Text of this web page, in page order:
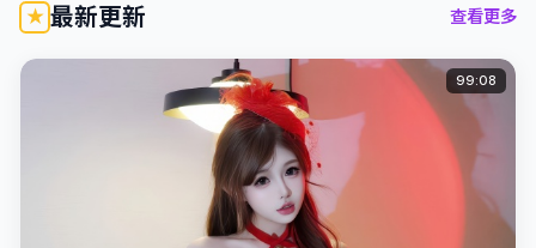
最新更新 查看更多
99:08